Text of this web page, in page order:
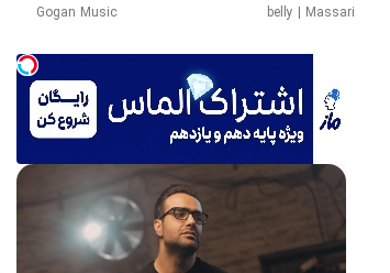
belly | Massari
Gogan Music